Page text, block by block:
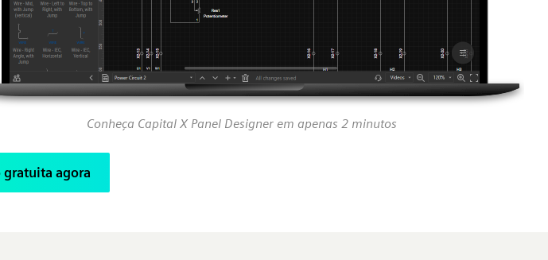
Conheça Capital X Panel Designer em apenas 2 minutos
agora